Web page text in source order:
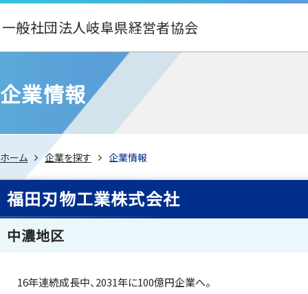
一般社団法人岐阜県経営者協会
企業情報
ホーム 企業を探す 企業情報
福田刃物工業株式会社
中濃地区
16年連続成長中、2031年に100億円企業へ。